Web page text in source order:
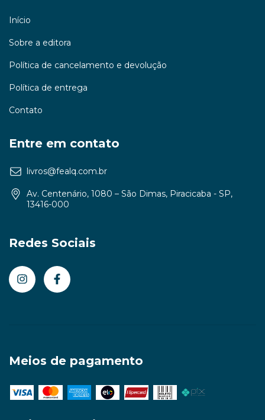
Início
Sobre a editora
Política de cancelamento e devolução
Política de entrega
Contato
Entre em contato
livros@fealq.com.br
Av. Centenário, 1080 – São Dimas, Piracicaba - SP,
13416-000
Redes Sociais
Meios de pagamento